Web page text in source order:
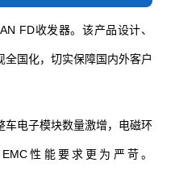
FD收发器。该产品设计、
国化，切实保障国内外客户
车电子模块数量激增，电磁环
性能要求更为严苛。